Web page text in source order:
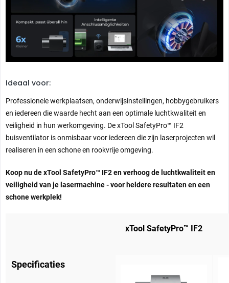
Is SafetyPro IF2 compatibel met alle xTool lasermachines?
Ja, de handmatige modus is compatibel met alle xTool lasers: P2S, P2,
S1, M1 Ultra, F1 Ultra, D1, D1 Pro, M1 en F1. De automatische functie is
alleen beschikbaar met de P2S, S1, M1 Ultra en F1 Ultra.
Om de kanaalventilator te synchroniseren met de graveermachine is een
Bluetooth dongle nodig om de informatie over te dragen. Aan deze eis
wordt momenteel alleen voldaan door de modellen S1, F1 Ultra, M1 Ultra
en P2S.
Is het ook compatibel met lasers van andere fabrikanten?
De diameter waaraan het product kan worden aangepast is 7,5 cm.
Voorwaarde is dat de grootte van de dampafzuigbuis van de
lasermachine aan de eisen voldoet.
Kies ik het afzuigfilter of de kanaalventilator? Kan ik ze samen
De kanaalventilator is ideaal om rook naar buiten af te voeren. Als het
de kanaalventilator en het luchtafvoerfilter tegelijkertijd te gebruiken.
Ideaal voor:
Professionele werkplaatsen, onderwijsinstellingen, hobbygebruikers
en iedereen die waarde hecht aan een optimale luchtkwaliteit en
veiligheid in hun werkomgeving. De xTool SafetyPro™ IF2
buisventilator is onmisbaar voor iedereen die zijn laserprojecten wil
realiseren in een schone en rookvrije omgeving.
Koop nu de xTool SafetyPro™ IF2 en verhoog de luchtkwaliteit en
veiligheid van je lasermachine - voor heldere resultaten en een
schone werkplek!
Specificaties
xTool SafetyPro™ IF2